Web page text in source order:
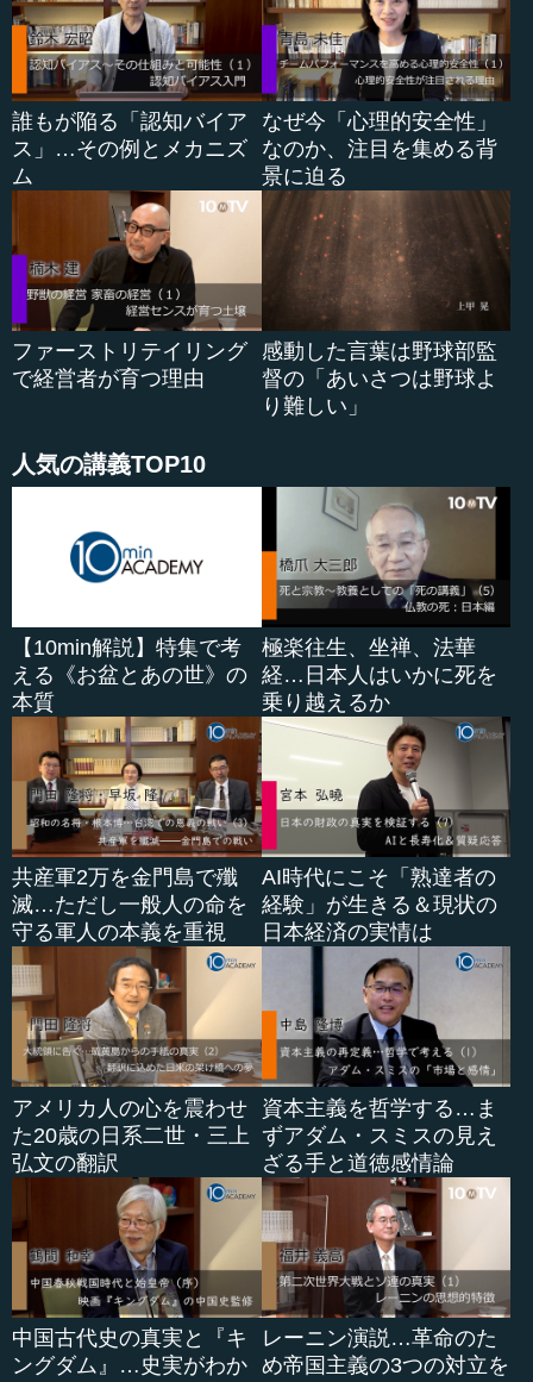
そこでぜひ、「こういう理由で、この仕事はこの人に任せ
る」「この分量でお願いしようと思う」という言葉を、皆
さんが納得される形で出していただきたい。そうすると、
だいぶ緩和されると思います。
―― 実際に言うほうの立場からすると、そのように言っ
てしまうと、かえってえこひいきのようになってしまうの
ではなかろうか、といった心が働くようにも思います。そ
れは、チームの人にはどのように伝えればいいのですか。
山浦 なかなか難しいですね。でも、普段の会話があれ
ば、そういう一言は言えると思うのですが。難しいでしょ
うかね。
―― これは、意識し過ぎなのでしょうか。今回は大事な
ようなことを言ってしまうと、いかにもえこひいきをして
いるようになってしまうかな、と思ったりします。
山浦 そうですね。それはなかなかのえこひいきですね。
―― これは当然、言い方も難しいわけですよね。
山浦 そうですね。例えば企画の仕事だとして、「こうい
う部分の構想を練るのが上手だから、あなたがやってみ
て」「次は、こういう部分の...
誰もが陥る「認知バイア
ス」…その例とメカニズ
ム
なぜ今「心理的安全性」
なのか、注目を集める背
景に迫る
ファーストリテイリング
で経営者が育つ理由
感動した言葉は野球部監
督の「あいさつは野球よ
り難しい」
人気の講義TOP10
【10min解説】特集で考
える《お盆とあの世》の
本質
極楽往生、坐禅、法華
経…日本人はいかに死を
乗り越えるか
共産軍2万を金門島で殲
滅…ただし一般人の命を
守る軍人の本義を重視
AI時代にこそ「熟達者の
経験」が生きる＆現状の
日本経済の実情は
アメリカ人の心を震わせ
た20歳の日系二世・三上
弘文の翻訳
資本主義を哲学する…ま
ずアダム・スミスの見え
ざる手と道徳感情論
中国古代史の真実と『キ
ングダム』…史実がわか
レーニン演説…革命のた
め帝国主義の3つの対立を